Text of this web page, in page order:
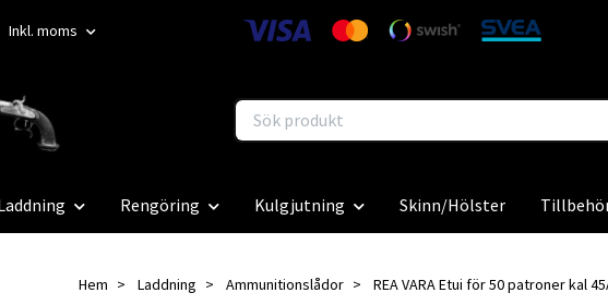
Inkl. moms
Rengöring Kulgjutning Skinn/Hölster
Hem Laddning Ammunitionslådor REA VARA Etui för 50 patroner kal